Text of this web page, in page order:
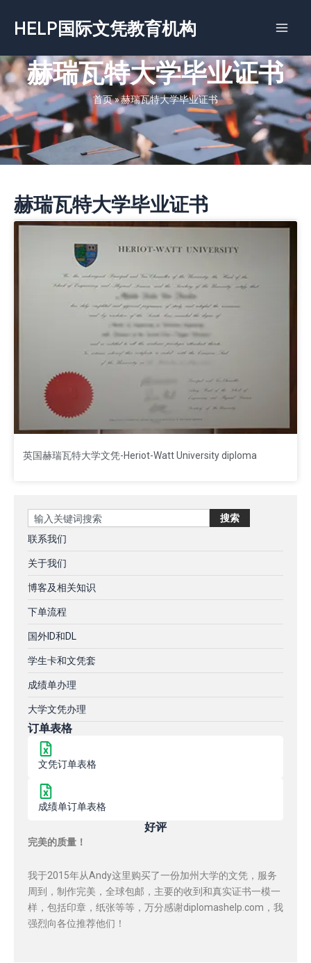
容
HELP国际文凭教育机构
赫瑞瓦特大学毕业证书
首页»赫瑞瓦特大学毕业证书
赫瑞瓦特大学毕业证书
英国赫瑞瓦特大学文凭-Heriot-Watt University diploma
Search 搜索
联系我们
关于我们
博客及相关知识
下单流程
国外ID和DL
学生卡和文凭套
成绩单办理
大学文凭办理
订单表格
文凭订单表格
成绩单订单表格
好评
完美的质量！
我于2015年从Andy这里购买了一份加州大学的文凭，服务
周到，制作完美，全球包邮，主要的收到和真实证书一模一
样，包括印章，纸张等等，万分感谢diplomashelp.com，我
强烈向各位推荐他们！